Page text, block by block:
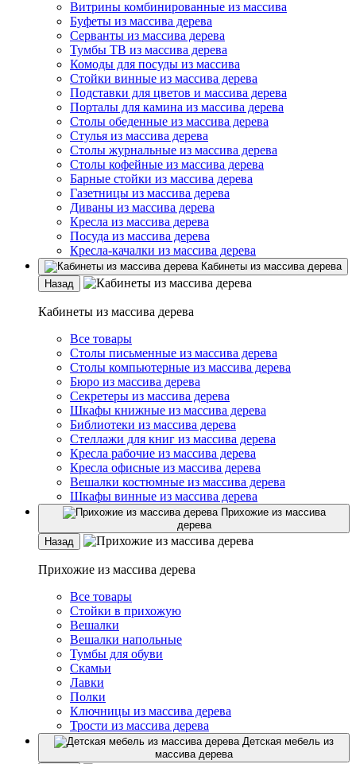
Витрины комбинированные из массива
Буфеты из массива дерева
Серванты из массива дерева
Тумбы ТВ из массива дерева
Комоды для посуды из массива
Стойки винные из массива дерева
Подставки для цветов и массива дерева
Порталы для камина из массива дерева
Столы обеденные из массива дерева
Стулья из массива дерева
Столы журнальные из массива дерева
Столы кофейные из массива дерева
Барные стойки из массива дерева
Газетницы из массива дерева
Диваны из массива дерева
Кресла из массива дерева
Посуда из массива дерева
Кресла-качалки из массива дерева
Кабинеты из массива дерева
Назад
Кабинеты из массива дерева
Все товары
Столы письменные из массива дерева
Столы компьютерные из массива дерева
Бюро из массива дерева
Секретеры из массива дерева
Шкафы книжные из массива дерева
Библиотеки из массива дерева
Стеллажи для книг из массива дерева
Кресла рабочие из массива дерева
Кресла офисные из массива дерева
Вешалки костюмные из массива дерева
Шкафы винные из массива дерева
Прихожие из массива
дерева
Назад
Прихожие из массива дерева
Все товары
Стойки в прихожую
Вешалки
Вешалки напольные
Тумбы для обуви
Скамьи
Лавки
Полки
Ключницы из массива дерева
Трости из массива дерева
Детская мебель из
массива дерева